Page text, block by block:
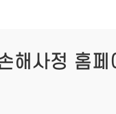
해사정 홈페